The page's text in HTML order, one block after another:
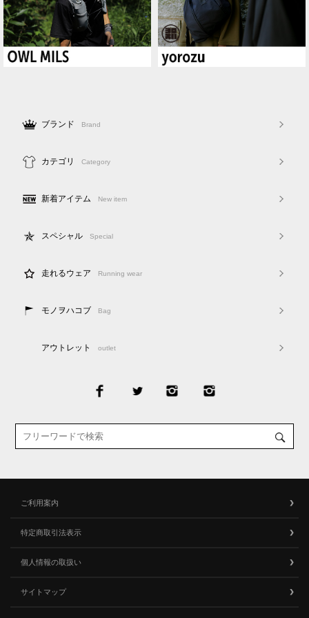
ブランド Brand
カテゴリ Category
新着アイテム New item
スペシャル Special
走れるウェア Running wear
モノヲハコブ Bag
アウトレット outlet
ご利用案内
特定商取引法表示
個人情報の取扱い
サイトマップ